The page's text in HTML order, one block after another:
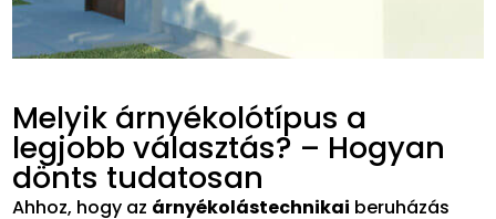
Melyik árnyékolótípus a
legjobb választás? – Hogyan
dönts tudatosan
Ahhoz, hogy az árnyékolástechnikai beruházás